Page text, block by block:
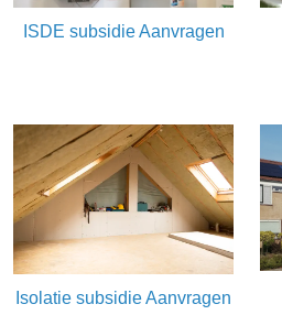
ISDE subsidie Aanvragen
Isolatie subsidie Aanvragen